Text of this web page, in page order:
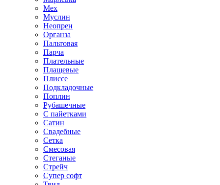
Мех
Муслин
Неопрен
Органза
Пальтовая
Парча
Плательные
Плащевые
Плиссе
Подкладочные
Поплин
Рубашечные
С пайетками
Сатин
Свадебные
Сетка
Смесовая
Стеганые
Стрейч
Супер софт